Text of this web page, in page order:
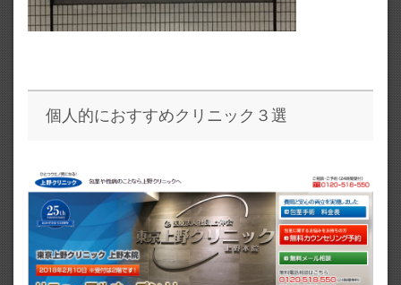
個人的におすすめクリニック３選